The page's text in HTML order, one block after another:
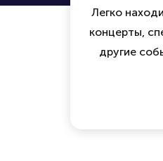
Легко
концерты,
другие